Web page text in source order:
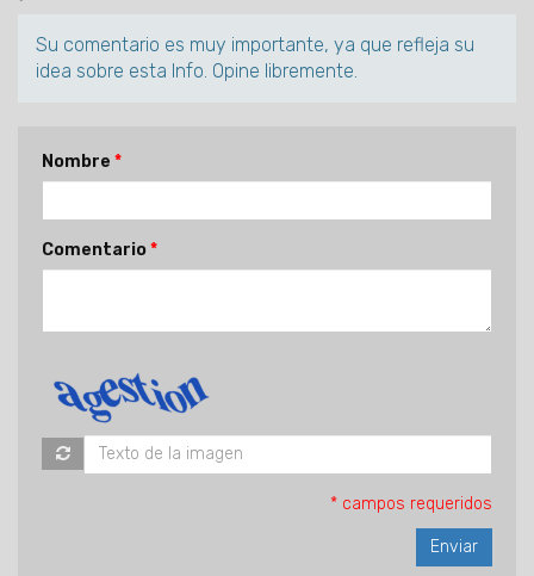
Su comentario es muy importante, ya que refleja su
idea sobre esta Info. Opine libremente.
Nombre
Comentario
* campos requeridos